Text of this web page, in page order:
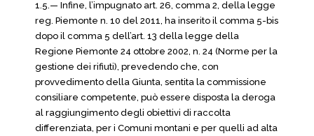
1.5.— Infine, l’impugnato art. 26, comma 2, della legge
reg. Piemonte n. 10 del 2011, ha inserito il comma 5-bis
dopo il comma 5 dell’art. 13 della legge della
Regione Piemonte 24 ottobre 2002, n. 24 (Norme per la
gestione dei rifiuti), prevedendo che, con
provvedimento della Giunta, sentita la commissione
consiliare competente, può essere disposta la deroga
al raggiungimento degli obiettivi di raccolta
differenziata, per i Comuni montani e per quelli ad alta